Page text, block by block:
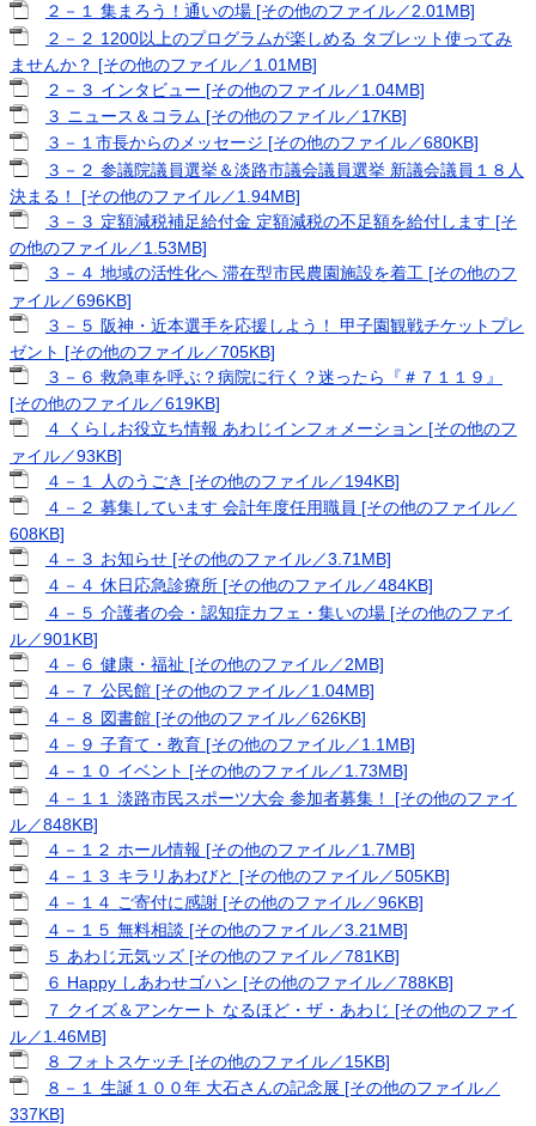
２－１ 集まろう！通いの場 [その他のファイル／2.01MB]
２－２ 1200以上のプログラムが楽しめる タブレット使ってみ
ませんか？ [その他のファイル／1.01MB]
２－３ インタビュー [その他のファイル／1.04MB]
３ ニュース＆コラム [その他のファイル／17KB]
３－１市長からのメッセージ [その他のファイル／680KB]
３－２ 参議院議員選挙＆淡路市議会議員選挙 新議会議員１８人
決まる！ [その他のファイル／1.94MB]
３－３ 定額減税補足給付金 定額減税の不足額を給付します [そ
の他のファイル／1.53MB]
３－４ 地域の活性化へ 滞在型市民農園施設を着工 [その他のフ
ァイル／696KB]
３－５ 阪神・近本選手を応援しよう！ 甲子園観戦チケットプレ
ゼント [その他のファイル／705KB]
３－６ 救急車を呼ぶ？病院に行く？迷ったら『＃７１１９』
[その他のファイル／619KB]
４ くらしお役立ち情報 あわじインフォメーション [その他のフ
ァイル／93KB]
４－１ 人のうごき [その他のファイル／194KB]
４－２ 募集しています 会計年度任用職員 [その他のファイル／
608KB]
４－３ お知らせ [その他のファイル／3.71MB]
４－４ 休日応急診療所 [その他のファイル／484KB]
４－５ 介護者の会・認知症カフェ・集いの場 [その他のファイ
ル／901KB]
４－６ 健康・福祉 [その他のファイル／2MB]
４－７ 公民館 [その他のファイル／1.04MB]
４－８ 図書館 [その他のファイル／626KB]
４－９ 子育て・教育 [その他のファイル／1.1MB]
４－１０ イベント [その他のファイル／1.73MB]
４－１１ 淡路市民スポーツ大会 参加者募集！ [その他のファイ
ル／848KB]
４－１２ ホール情報 [その他のファイル／1.7MB]
４－１３ キラリあわびと [その他のファイル／505KB]
４－１４ ご寄付に感謝 [その他のファイル／96KB]
４－１５ 無料相談 [その他のファイル／3.21MB]
５ あわじ元気ッズ [その他のファイル／781KB]
６ Happy しあわせゴハン [その他のファイル／788KB]
７ クイズ＆アンケート なるほど・ザ・あわじ [その他のファイ
ル／1.46MB]
８ フォトスケッチ [その他のファイル／15KB]
８－１ 生誕１００年 大石さんの記念展 [その他のファイル／
337KB]